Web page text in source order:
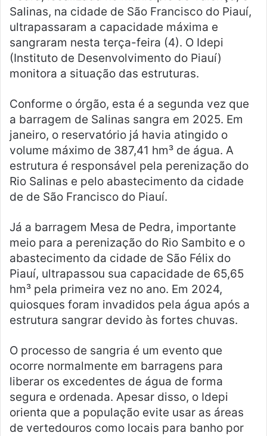
Salinas, na cidade de São Francisco do Piauí,
ultrapassaram a capacidade máxima e
sangraram nesta terça-feira (4). O Idepi
(Instituto de Desenvolvimento do Piauí)
monitora a situação das estruturas.
Conforme o órgão, esta é a segunda vez que
a barragem de Salinas sangra em 2025. Em
janeiro, o reservatório já havia atingido o
volume máximo de 387,41 hm³ de água. A
estrutura é responsável pela perenização do
Rio Salinas e pelo abastecimento da cidade
de de São Francisco do Piauí.
Já a barragem Mesa de Pedra, importante
meio para a perenização do Rio Sambito e o
abastecimento da cidade de São Félix do
Piauí, ultrapassou sua capacidade de 65,65
hm³ pela primeira vez no ano. Em 2024,
quiosques foram invadidos pela água após a
estrutura sangrar devido às fortes chuvas.
O processo de sangria é um evento que
ocorre normalmente em barragens para
liberar os excedentes de água de forma
segura e ordenada. Apesar disso, o Idepi
orienta que a população evite usar as áreas
de vertedouros como locais para banho por